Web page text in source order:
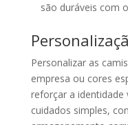
são duráveis com
Personalizar as
empresa ou cores
reforçar a identidade
cuidados simples,